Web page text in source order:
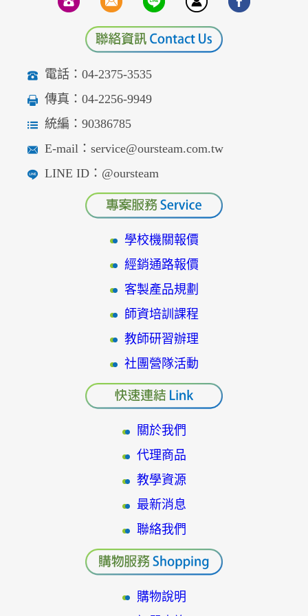
電話：04-2375-3535
傳真：04-2256-9949
統編：90386785
E-mail：service@oursteam.com.tw
LINE ID：@oursteam
學校機關報價
經銷通路報價
客製產品規劃
師資培訓課程
教師研習辦理
社團營隊活動
關於我們
代理商品
教學資源
最新消息
聯絡我們
購物說明